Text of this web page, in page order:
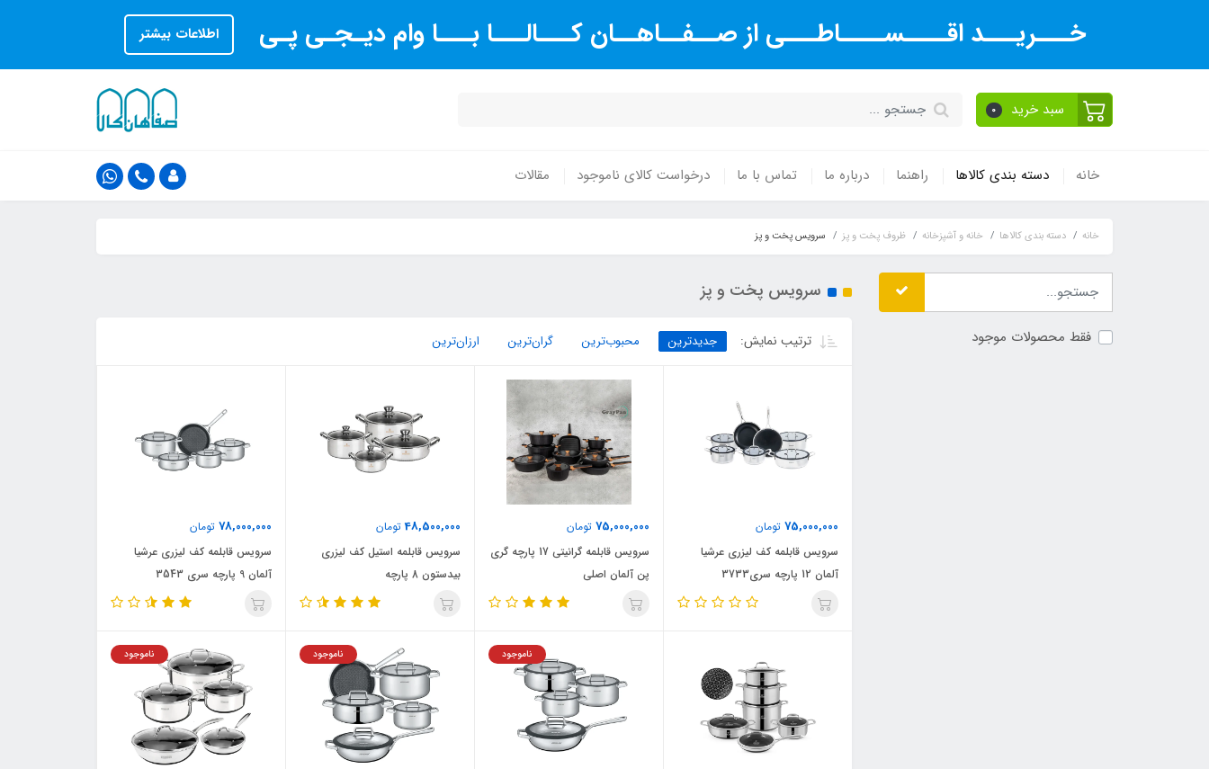
خـــریـــد اقــــســــاطـــی از صــفــاهــان کـــالـــا بـــا وام دیـجـی پـی اطلاعات بیشتر
سبد خرید 0
خانه دسته بندی کالاها راهنما درباره ما تماس با ما درخواست کالای ناموجود مقالات
خانه دسته بندی کالاها خانه و آشپزخانه ظروف پخت و پز سرویس پخت و پز
فقط محصولات موجود
سرویس پخت و پز
ترتیب نمایش: جدیدترین محبوب‌ترین گران‌ترین ارزان‌ترین
75,000,000 تومان
سرویس قابلمه کف لیزری عرشیا
آلمان 12 پارچه سری3733
75,000,000 تومان
سرویس قابلمه گرانیتی 17 پارچه گری
پن آلمان اصلی
48,500,000تومان
سرویس قابلمه استیل کف لیزری
بیدستون 8 پارچه
78,000,000 تومان
سرویس قابلمه کف لیزری عرشیا
آلمان 9 پارچه سری 3543
ناموجود ناموجود ناموجود